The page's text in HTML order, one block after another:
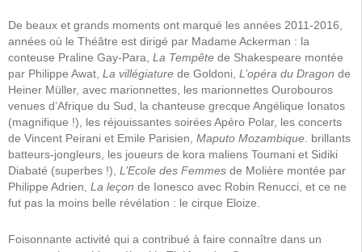
De beaux et grands moments ont marqué les années 2011-2016,
années où le Théâtre est dirigé par Madame Ackerman : la
conteuse Praline Gay-Para, La Tempête de Shakespeare montée
par Philippe Awat, La villégiature de Goldoni, L’opéra du Dragon de
Heiner Müller, avec marionnettes, les marionnettes Ourobouros
venues d’Afrique du Sud, la chanteuse grecque Angélique Ionatos
(magnifique !), les réjouissantes soirées Apéro Polar, les concerts
de Vincent Peirani et Emile Parisien, Maputo Mozambique . brillants
batteurs-jongleurs, les joueurs de kora maliens Toumani et Sidiki
Diabaté (superbes !), L’Ecole des Femmes de Molière montée par
Philippe Adrien, La leçon de Ionesco avec Robin Renucci, et ce ne
fut pas la moins belle révélation : le cirque Eloize.
Foisonnante activité qui a contribué à faire connaître dans un